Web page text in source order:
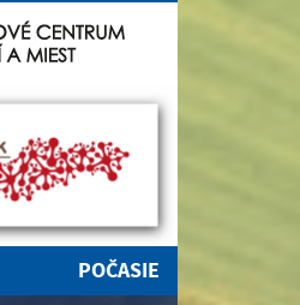
POČASIE